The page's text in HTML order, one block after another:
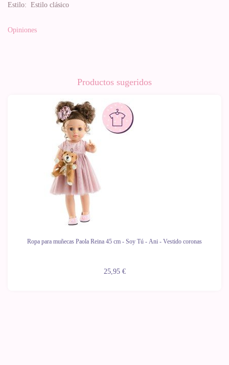
Estilo: Estilo clásico
Opiniones
Productos sugeridos
Ropa para muñecas Paola Reina 45 cm - Soy Tú - Ani - Vestido coronas
25,95 €